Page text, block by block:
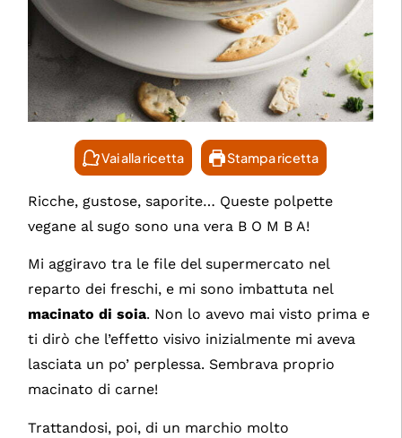
Vai alla ricetta Stampa ricetta
Ricche, gustose, saporite… Queste polpette
vegane al sugo sono una vera B O M B A!
Mi aggiravo tra le file del supermercato nel
reparto dei freschi, e mi sono imbattuta nel
macinato di soia. Non lo avevo mai visto prima e
ti dirò che l’effetto visivo inizialmente mi aveva
lasciata un po’ perplessa. Sembrava proprio
macinato di carne!
Trattandosi, poi, di un marchio molto